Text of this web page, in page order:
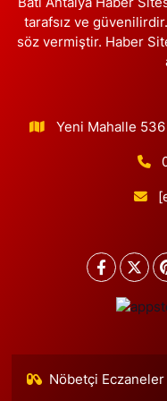
Buse Eczanesi
Rüzgarlıbahçe Mahallesi,
Tahtakale Mahallesi,
Tuna Eczanesi
Sakızağacı Mahallesi,
0 (212) 585 35 86
Çağla Eczanesi
Nene Hatun Mahallesi,
İstanbul
tarafsız ve
söz vermiştir. Haber
Yeni Mahalle
Nöbetçi Eczaneler